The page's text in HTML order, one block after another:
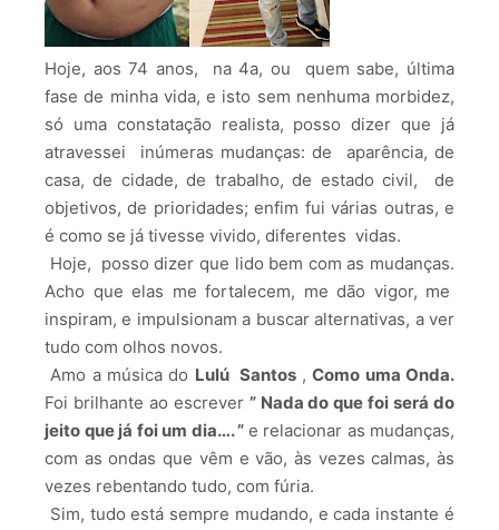
Hoje, aos 74 anos, na 4a, ou quem sabe, última
fase de minha vida, e isto sem nenhuma morbidez,
só uma constatação realista, posso dizer que já
atravessei inúmeras mudanças: de aparência, de
casa, de cidade, de trabalho, de estado civil, de
objetivos, de prioridades; enfim fui várias outras, e
é como se já tivesse vivido, diferentes vidas.
Hoje, posso dizer que lido bem com as mudanças.
Acho que elas me fortalecem, me dão vigor, me
inspiram, e impulsionam a buscar alternativas, a ver
tudo com olhos novos.
Amo a música do Lulú Santos,Como uma Onda.
Foi brilhante ao escrever ” Nada do que foi será do
jeito que já foi um dia…. ” e relacionar as mudanças,
com as ondas que vêm e vão, às vezes calmas, às
vezes rebentando tudo, com fúria.
Sim, tudo está sempre mudando, e cada instante é